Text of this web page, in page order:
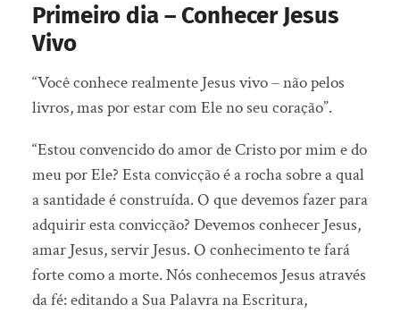
Primeiro dia – Conhecer Jesus
Vivo
“Você conhece realmente Jesus vivo – não pelos
livros, mas por estar com Ele no seu coração”.
“Estou convencido do amor de Cristo por mim e do
meu por Ele? Esta convicção é a rocha sobre a qual
a santidade é construída. O que devemos fazer para
adquirir esta convicção? Devemos conhecer Jesus,
amar Jesus, servir Jesus. O conhecimento te fará
forte como a morte. Nós conhecemos Jesus através
da fé: editando a Sua Palavra na Escritura,